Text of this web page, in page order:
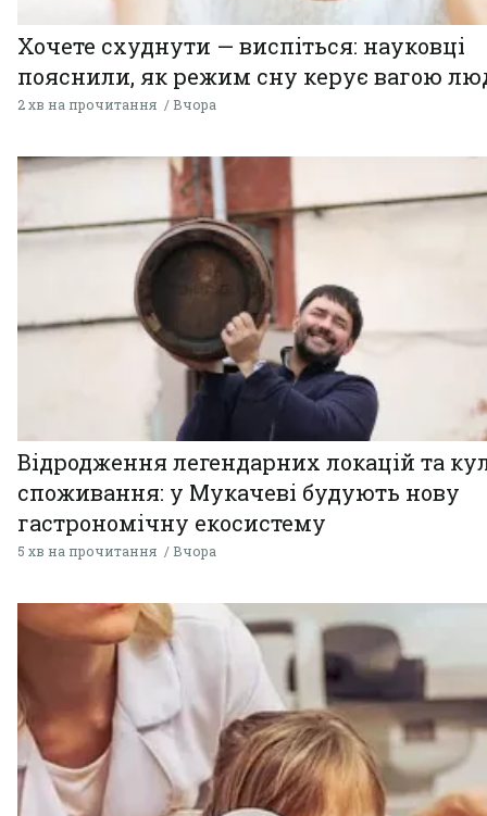
Хочете схуднути — виспіться: науковці
пояснили, як режим сну керує вагою
2 хв на прочитання Вчора
Відродження легендарних локацій та
споживання: у Мукачеві будують нову
гастрономічну екосистему
5 хв на прочитання Вчора